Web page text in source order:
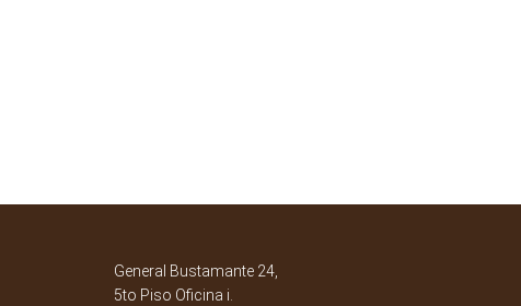
General Bustamante 24,
5to Piso Oficina i.